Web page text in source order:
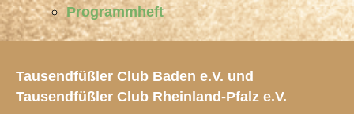
Programmheft
Tausendfüßler Club Baden e.V. und
Tausendfüßler Club Rheinland-Pfalz e.V.